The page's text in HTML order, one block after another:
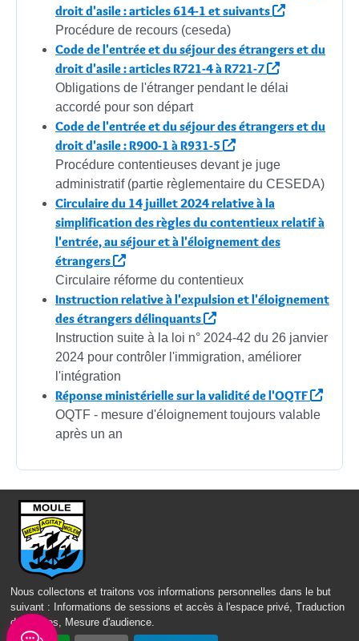
Nous collectons et traitons vos informations personnelles dans le but
suivant :
Informations de sessions et accès à l'espace privé, Traduction
des pages, Mesure d'audience.
droit d'asile : articles 614-1 et suivants
Procédure de recours (ceseda)
Code de l'entrée et du séjour des étrangers et du
droit d'asile : articles R721-4 à R721-7
Obligations de l'étranger pendant le délai
accordé pour son départ
Code de l'entrée et du séjour des étrangers et du
droit d'asile : R900-1 à R931-5
Procédure contentieuses devant je juge
administratif (partie règlementaire du CESEDA)
Circulaire du 14 juillet 2024 relative à la
simplification des règles du contentieux relatif à
l'entrée, au séjour et à l'éloignement des
étrangers
Circulaire réforme du contentieux
Instruction relative à l'expulsion et l'éloignement
des étrangers délinquants
Instruction suite à la loi n° 2024-42 du 26 janvier
2024 pour contrôler l'immigration, améliorer
l'intégration
Réponse ministérielle sur la validité de l'OQTF
OQTF - mesure d'éloignement toujours valable
après un an
Questions ? Réponses !
Espace Schengen : quelles sont les conditions
d'entrée et de circulation ?
Qu'est-ce que la retenue pour vérification du
droit au séjour d'un étranger ?
Qu'est-ce que l'aide au retour et à la réinsertion ?